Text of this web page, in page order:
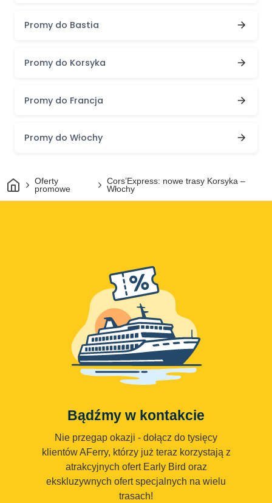
Promy do Bastia
Promy do Korsyka
Promy do Francja
Promy do Włochy
DomOferty
promowe
Cors’Express: nowe trasy Korsyka –
Włochy
Bądźmy w kontakcie
Nie przegap okazji - dołącz do tysięcy
klientów AFerry, którzy już teraz korzystają z
atrakcyjnych ofert Early Bird oraz
ekskluzywnych ofert specjalnych na wielu
trasach!